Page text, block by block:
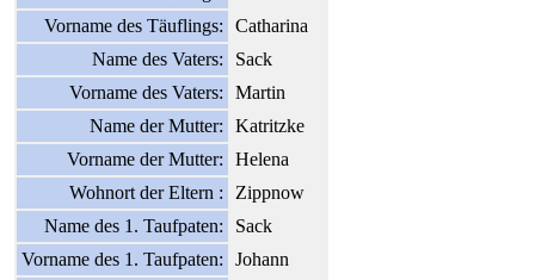
Vorname des Täuflings:
Catharina
Name des Vaters:
Sack
Vorname des Vaters:
Martin
Name der Mutter:
Katritzke
Vorname der Mutter:
Helena
Wohnort der Eltern :
Zippnow
Name des 1. Taufpaten:
Sack
Vorname des 1. Taufpaten:
Johann